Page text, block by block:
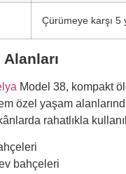
Çürümeye karşı 5
Alanları
Model 38, kompakt
özel yaşam
rahatlıkla
bahçeleri